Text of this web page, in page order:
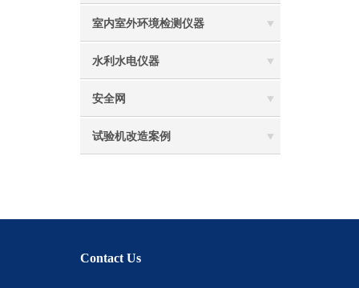
室内室外环境检测仪器
水利水电仪器
安全网
试验机改造案例
Contact Us